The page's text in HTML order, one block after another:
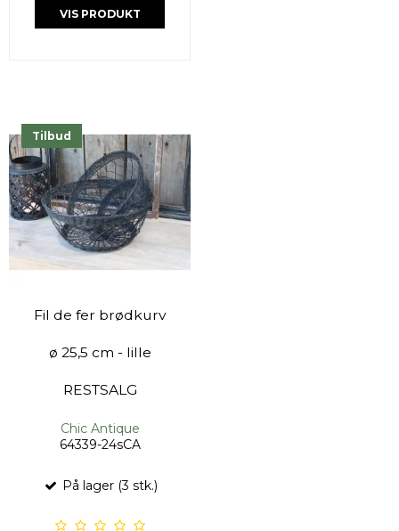
VIS PRODUKT
Tilbud
Fil de fer brødkurv
ø 25,5 cm - lille
RESTSALG
Chic Antique
64339-24sCA
På lager (3 stk.)